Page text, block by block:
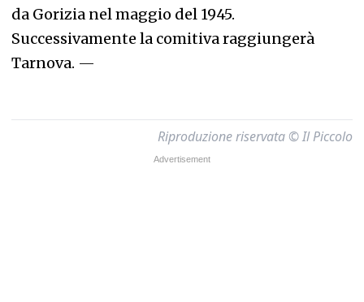
da Gorizia nel maggio del 1945.
Successivamente la comitiva raggiungerà
Tarnova. —
Riproduzione riservata © Il Piccolo